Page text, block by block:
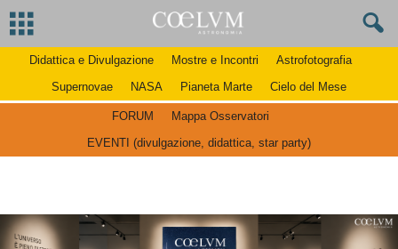
Didattica e Divulgazione Mostre e Incontri
Astrofotografia
Supernovae
NASA Pianeta Marte Cielo del Mese
FORUM
Mappa Osservatori
EVENTI (divulgazione, didattica, star party)